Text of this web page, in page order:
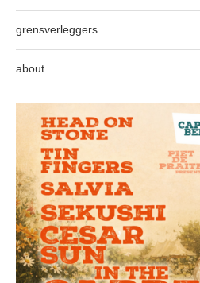
grensverleggers
about